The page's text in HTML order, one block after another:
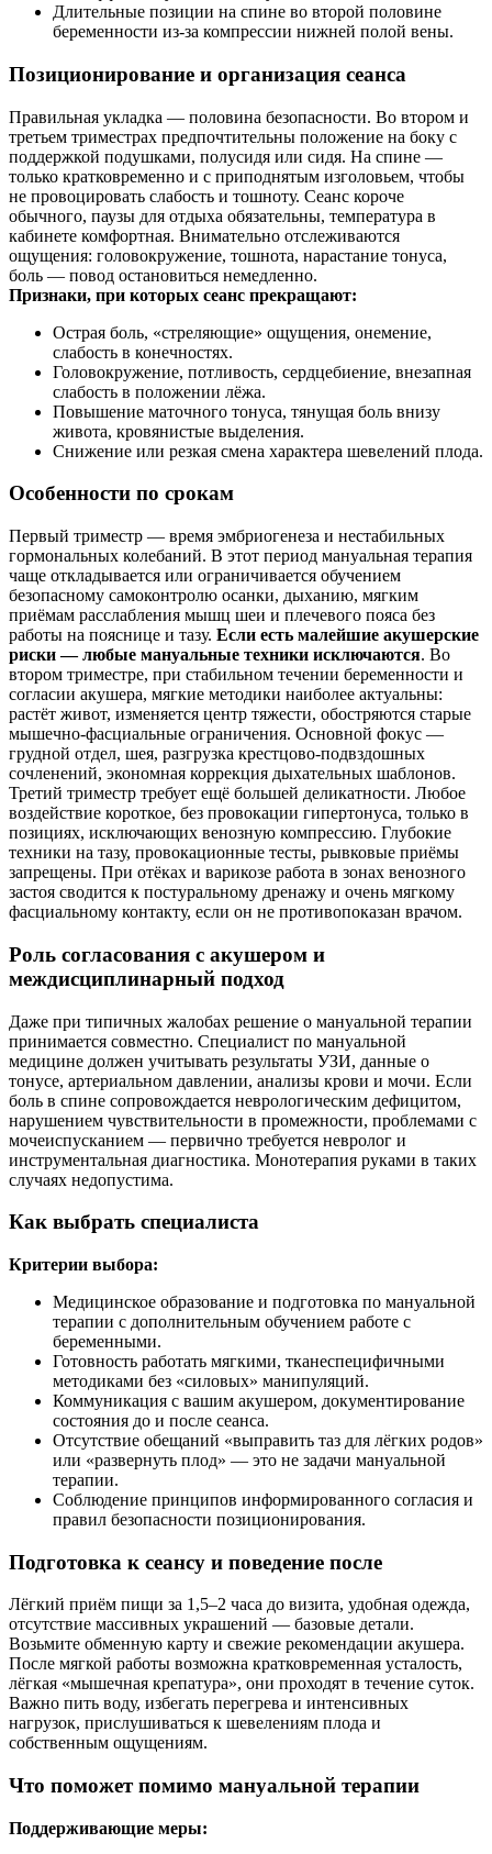
Длительные позиции на спине во второй половине
беременности из‑за компрессии нижней полой вены.
Позиционирование и организация сеанса
Правильная укладка — половина безопасности. Во втором и
третьем триместрах предпочтительны положение на боку с
поддержкой подушками, полусидя или сидя. На спине —
только кратковременно и с приподнятым изголовьем, чтобы
не провоцировать слабость и тошноту. Сеанс короче
обычного, паузы для отдыха обязательны, температура в
кабинете комфортная. Внимательно отслеживаются
ощущения: головокружение, тошнота, нарастание тонуса,
боль — повод остановиться немедленно.
Признаки, при которых сеанс прекращают:
Острая боль, «стреляющие» ощущения, онемение,
слабость в конечностях.
Головокружение, потливость, сердцебиение, внезапная
слабость в положении лёжа.
Повышение маточного тонуса, тянущая боль внизу
живота, кровянистые выделения.
Снижение или резкая смена характера шевелений плода.
Особенности по срокам
Первый триместр — время эмбриогенеза и нестабильных
гормональных колебаний. В этот период мануальная терапия
чаще откладывается или ограничивается обучением
безопасному самоконтролю осанки, дыханию, мягким
приёмам расслабления мышц шеи и плечевого пояса без
работы на пояснице и тазу. Если есть малейшие акушерские
риски — любые мануальные техники исключаются. Во
втором триместре, при стабильном течении беременности и
согласии акушера, мягкие методики наиболее актуальны:
растёт живот, изменяется центр тяжести, обостряются старые
мышечно‑фасциальные ограничения. Основной фокус —
грудной отдел, шея, разгрузка крестцово‑подвздошных
сочленений, экономная коррекция дыхательных шаблонов.
Третий триместр требует ещё большей деликатности. Любое
воздействие короткое, без провокации гипертонуса, только в
позициях, исключающих венозную компрессию. Глубокие
техники на тазу, провокационные тесты, рывковые приёмы
запрещены. При отёках и варикозе работа в зонах венозного
застоя сводится к постуральному дренажу и очень мягкому
фасциальному контакту, если он не противопоказан врачом.
Роль согласования с акушером и
междисциплинарный подход
Даже при типичных жалобах решение о мануальной терапии
принимается совместно. Специалист по мануальной
медицине должен учитывать результаты УЗИ, данные о
тонусе, артериальном давлении, анализы крови и мочи. Если
боль в спине сопровождается неврологическим дефицитом,
нарушением чувствительности в промежности, проблемами с
мочеиспусканием — первично требуется невролог и
инструментальная диагностика. Монотерапия руками в таких
случаях недопустима.
Как выбрать специалиста
Критерии выбора:
Медицинское образование и подготовка по мануальной
терапии с дополнительным обучением работе с
беременными.
Готовность работать мягкими, тканеспецифичными
методиками без «силовых» манипуляций.
Коммуникация с вашим акушером, документирование
состояния до и после сеанса.
Отсутствие обещаний «выправить таз для лёгких родов»
или «развернуть плод» — это не задачи мануальной
терапии.
Соблюдение принципов информированного согласия и
правил безопасности позиционирования.
Подготовка к сеансу и поведение после
Лёгкий приём пищи за 1,5–2 часа до визита, удобная одежда,
отсутствие массивных украшений — базовые детали.
Возьмите обменную карту и свежие рекомендации акушера.
После мягкой работы возможна кратковременная усталость,
лёгкая «мышечная крепатура», они проходят в течение суток.
Важно пить воду, избегать перегрева и интенсивных
нагрузок, прислушиваться к шевелениям плода и
собственным ощущениям.
Что поможет помимо мануальной терапии
Поддерживающие меры: